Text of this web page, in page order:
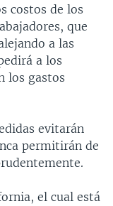
costos de los
que
a las
a los
los gastos
evitarán
permitirán de
el cual está